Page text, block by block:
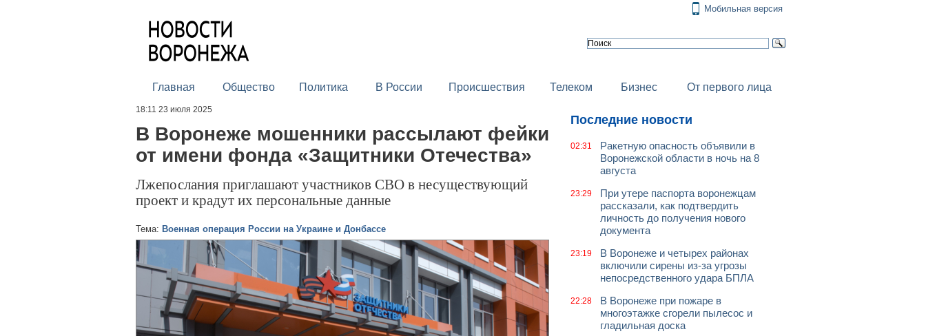
Мобильная версия
Главная Общество Политика В России Происшествия Телеком Бизнес От первого лица
18:11 23 июля 2025
В Воронеже мошенники рассылают фейки
от имени фонда «Защитники Отечества»
Лжепослания приглашают участников СВО в несуществующий
проект и крадут их персональные данные
Тема: Военная операция России на Украине и Донбассе
Последние новости
02:31
Ракетную опасность объявили в
Воронежской области в ночь на 8
августа
23:29
При утере паспорта воронежцам
рассказали, как подтвердить
личность до получения нового
документа
23:19
В Воронеже и четырех районах
включили сирены из-за угрозы
непосредственного удара БПЛА
22:28
В Воронеже при пожаре в
многоэтажке сгорели пылесос и
гладильная доска